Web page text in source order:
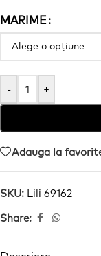
MARIME
- +
Adauga la
SKU: Lili 69162
Share: